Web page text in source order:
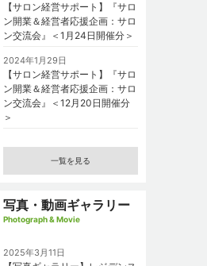
【サロン経営サポート】『サロ
ン開業＆経営者応援企画：サロ
ン交流会』＜1月24日開催分＞
2024年1月29日
【サロン経営サポート】『サロ
ン開業＆経営者応援企画：サロ
ン交流会』＜12月20日開催分
＞
一覧を見る
写真・動画ギャラリー
Photograph & Movie
2025年3月11日